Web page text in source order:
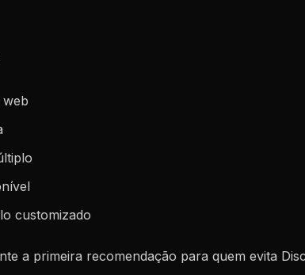
web
customizado
a primeira recomendação para quem evita